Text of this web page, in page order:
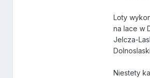
Loty
na lace w
Jelcza-
Niestety